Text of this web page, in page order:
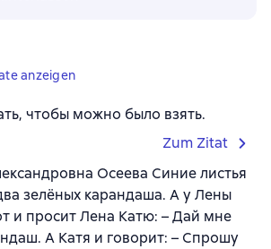
anzeigen
чтобы можно было взять.
Zum Zitat
Осеева Синие листья
зелёных карандаша. А у Лены
и просит Лена Катю: – Дай мне
А Катя и говорит: – Спрошу